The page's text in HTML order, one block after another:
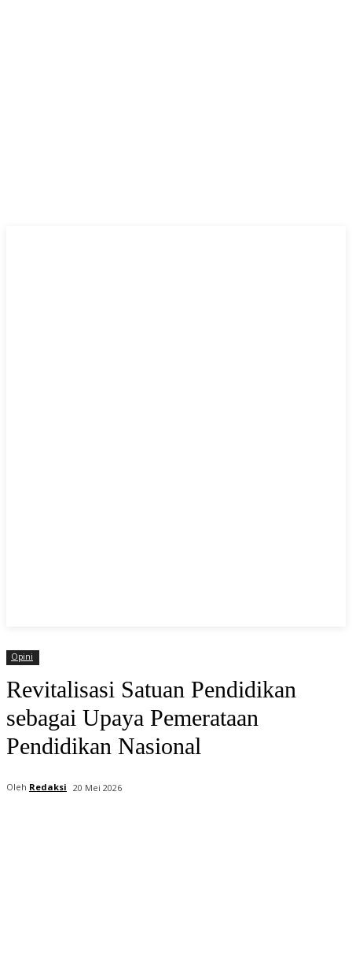
Opini
Revitalisasi Satuan Pendidikan
sebagai Upaya Pemerataan
Pendidikan Nasional
Oleh Redaksi 20 Mei 2026